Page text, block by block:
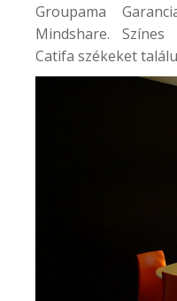
Groupama
Mindshare. Színes
Catifa székeket